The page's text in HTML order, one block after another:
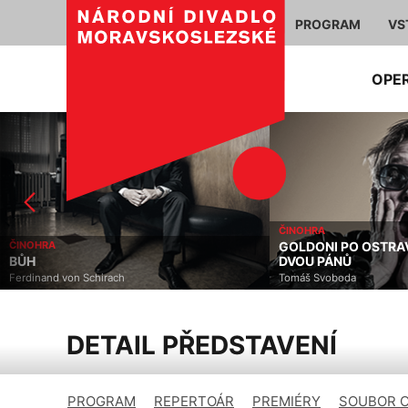
PROGRAM
ČINOHRA
BŮH
Ferdinand von Schirach
ČINOHRA
GOLDONI PO
DVOU PÁNŮ
Tomáš Svoboda
DETAIL PŘEDSTAVENÍ
PROGRAM REPERTOÁR PREMIÉRY SOUBOR